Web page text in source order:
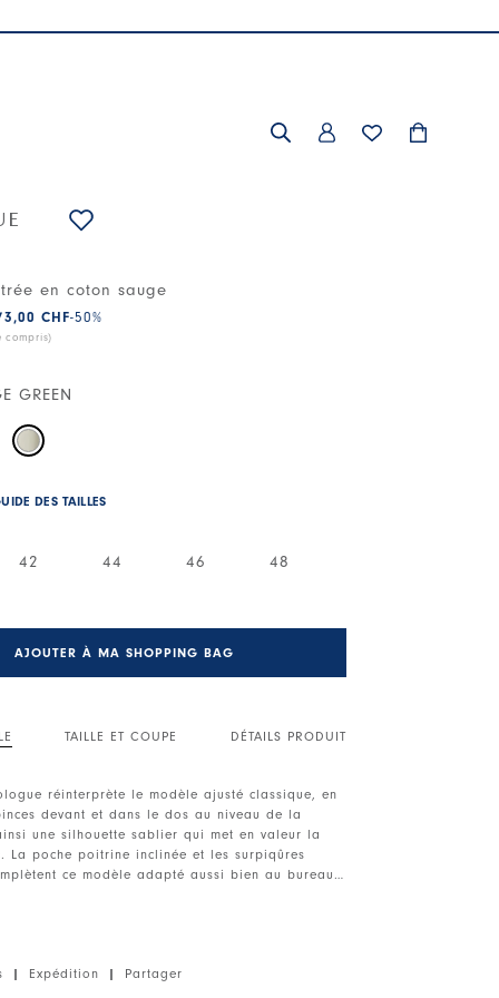
en coton sauge
CHF-50%
compris)
GREEN
DES TAILLES
42 44 46 48
AJOUTER À MA SHOPPING BAG
TAILLE ET COUPE DÉTAILS PRODUIT
réinterprète le modèle ajusté classique, en
devant et dans le dos au niveau de la
une silhouette sablier qui met en valeur la
La poche poitrine inclinée et les surpiqûres
ce modèle adapté aussi bien au bureau
devant et dos.
| Expédition | Partager